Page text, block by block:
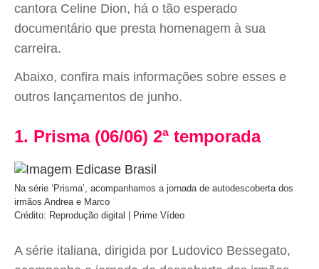
cantora Celine Dion, há o tão esperado
documentário que presta homenagem à sua
carreira.
Abaixo, confira mais informações sobre esses e
outros lançamentos de junho.
1. Prisma (06/06) 2ª temporada
Na série ‘Prisma’, acompanhamos a jornada de autodescoberta dos
irmãos Andrea e Marco
Crédito: Reprodução digital | Prime Vídeo
A série italiana, dirigida por Ludovico Bessegato,